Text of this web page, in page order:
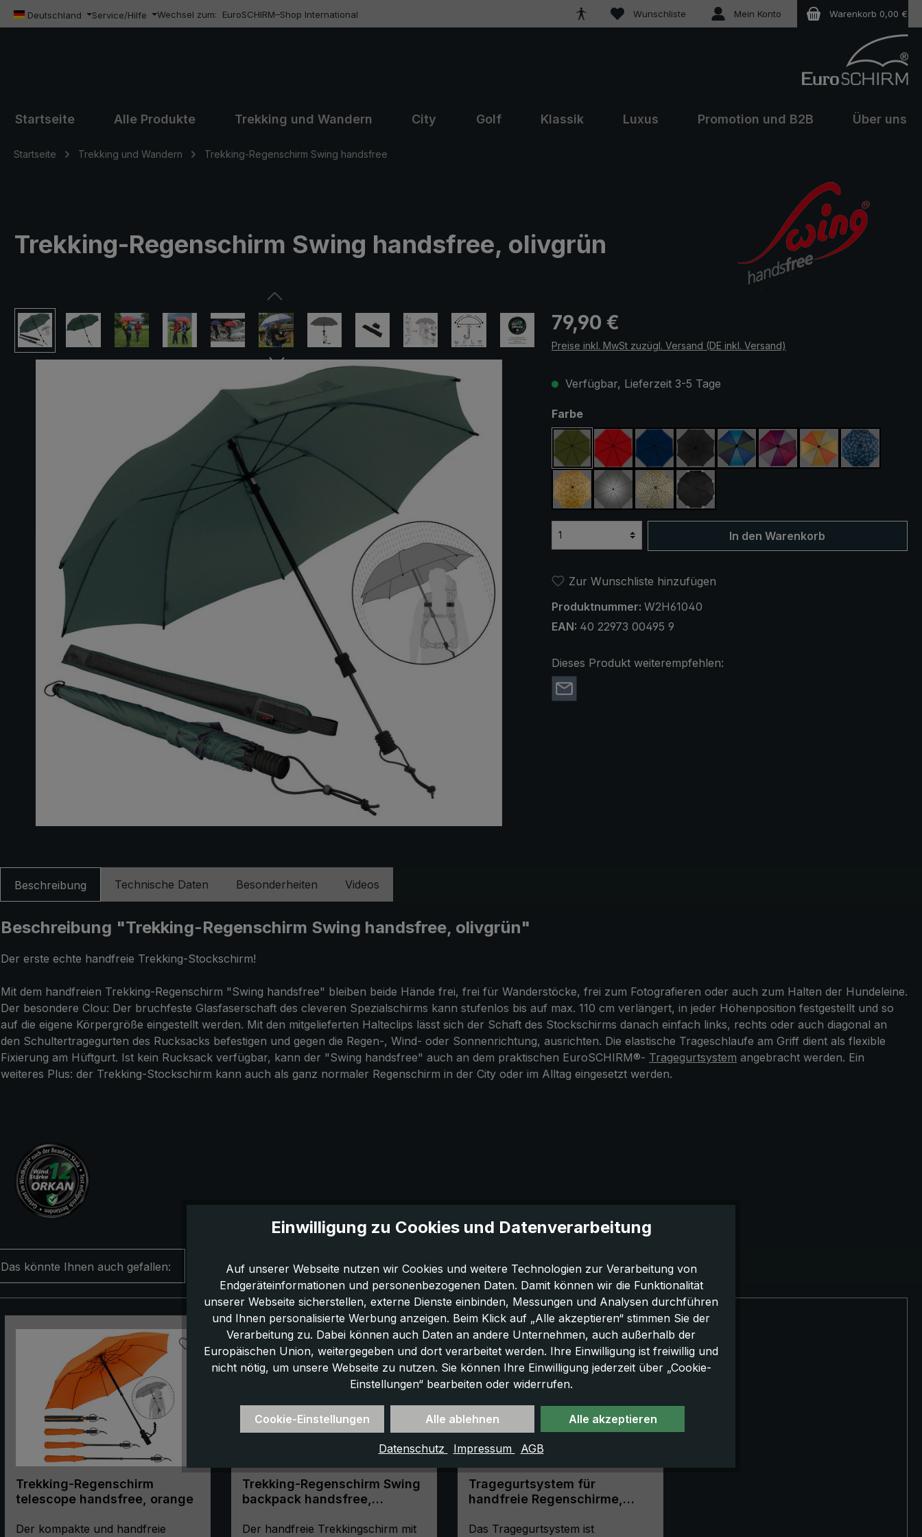
Hauptinhalt springen
Zur Suche springen
Zur Hauptnavigation springen
Deutschland Service/Hilfe Wechsel zum: EuroSCHIRM–Shop International Wunschliste Du hast 0 Produkte auf dem Merkzettel
Mein Konto Warenkorb 0,00 €
Startseite Alle Produkte Trekking und Wandern City Golf Klassik Luxus Promotion und B2B Über uns
Startseite Trekking und Wandern Trekking-Regenschirm Swing handsfree
Trekking-Regenschirm Swing handsfree, olivgrün
Bildergalerie überspringen Regulärer Preis:
79,90 €
Preise inkl. MwSt zuzügl. Versand (DE inkl. Versand)
Verfügbar, Lieferzeit 3-5 Tage
Farbeauswählen
olivgrün rot marineblauschwarzblau / grünlila / rot / grauorange / gelbblau / grün
gelb / orange kariert
silber, UV-Schutz 50+
camouflageschwarz, mit Reflektoren
In den Warenkorb
Zur Wunschliste hinzufügen
Produktnummer: W2H61040
EAN: 40 22973 00495 9
Dieses Produkt weiterempfehlen:
Beschreibung Technische Daten Besonderheiten Videos
Beschreibung "Trekking-Regenschirm Swing handsfree, olivgrün"
Der erste echte handfreie Trekking-Stockschirm!
Mit dem handfreien Trekking-Regenschirm "Swing handsfree" bleiben beide Hände frei, frei für Wanderstöcke, frei zum Fotografieren oder auch zum Halten der Hundeleine.
Der besondere Clou: Der bruchfeste Glasfaserschaft des cleveren Spezialschirms kann stufenlos bis auf max. 110 cm verlängert, in jeder Höhenposition festgestellt und so
auf die eigene Körpergröße eingestellt werden. Mit den mitgelieferten Halteclips lässt sich der Schaft des Stockschirms danach einfach links, rechts oder auch diagonal an
den Schultertragegurten des Rucksacks befestigen und gegen die Regen-, Wind- oder Sonnenrichtung, ausrichten. Die elastische Trageschlaufe am Griff dient als flexible
Fixierung am Hüftgurt. Ist kein Rucksack verfügbar, kann der "Swing handsfree" auch an dem praktischen EuroSCHIRM®- Tragegurtsystem angebracht werden. Ein
weiteres Plus: der Trekking-Stockschirm kann auch als ganz normaler Regenschirm in der City oder im Alltag eingesetzt werden.
Das könnte Ihnen auch gefallen:
Trekking-Regenschirm
telescope handsfree, orange
Der kompakte und handfreie
Trekking-Regenschirm Swing
backpack handsfree,
Der handfreie Trekkingschirm mit
Tragegurtsystem für
handfreie Regenschirme,
Das Tragegurtsystem ist
Einwilligung zu Cookies und Datenverarbeitung
Auf unserer Webseite nutzen wir Cookies und weitere Technologien zur Verarbeitung von
Endgeräteinformationen und personenbezogenen Daten. Damit können wir die Funktionalität
unserer Webseite sicherstellen, externe Dienste einbinden, Messungen und Analysen durchführen
und Ihnen personalisierte Werbung anzeigen. Beim Klick auf „Alle akzeptieren“ stimmen Sie der
Verarbeitung zu. Dabei können auch Daten an andere Unternehmen, auch außerhalb der
Europäischen Union, weitergegeben und dort verarbeitet werden. Ihre Einwilligung ist freiwillig und
nicht nötig, um unsere Webseite zu nutzen. Sie können Ihre Einwilligung jederzeit über „Cookie-
Einstellungen“ bearbeiten oder widerrufen.
Cookie-Einstellungen Alle ablehnen Alle akzeptieren
Datenschutz Impressum AGB